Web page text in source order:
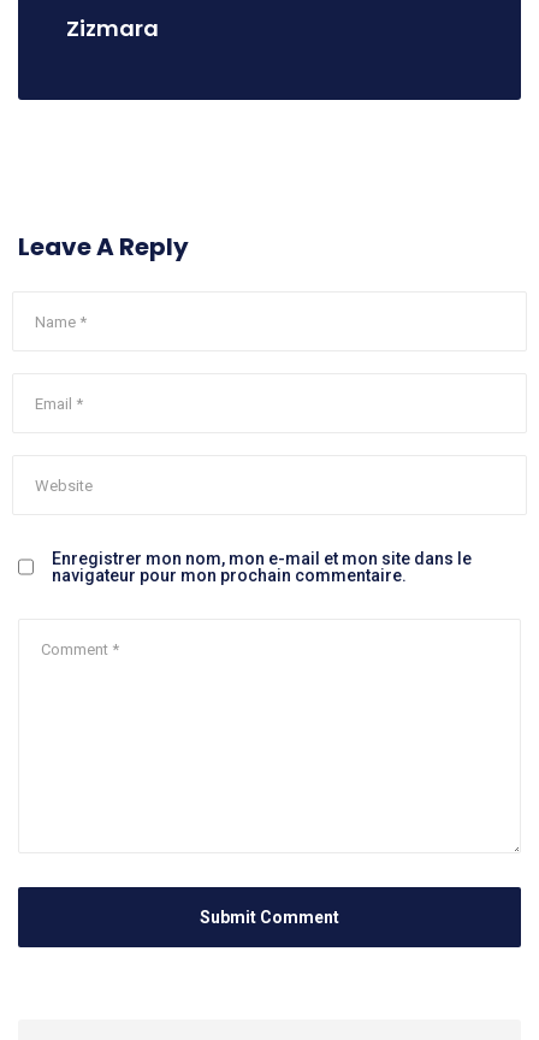
Zizmara
Leave A Reply
Enregistrer mon nom, mon e-mail et mon site dans le
navigateur pour mon prochain commentaire.